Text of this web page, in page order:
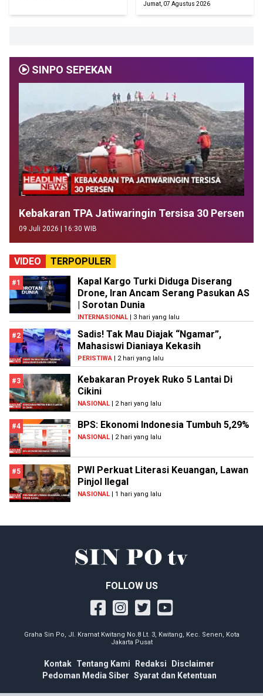
Jumat, 07 Agustus 2026
SINPO SEPEKAN
Kebakaran TPA Jatiwaringin Tersisa 30 Persen
09 Juli 2026 | 16:30 WIB
VIDEO TERPOPULER
#1
Kapal Kargo Turki Diduga Diserang
Drone, Iran Ancam Serang Pasukan AS
| Sorotan Dunia
INTERNASIONAL | 3 hari yang lalu
#2
Sadis! Tak Mau Diajak “Ngamar”,
Mahasiswi Dianiaya Kekasih
PERISTIWA | 2 hari yang lalu
#3
Kebakaran Proyek Ruko 5 Lantai Di
Cikini
NASIONAL | 2 hari yang lalu
#4 BPS: Ekonomi Indonesia Tumbuh 5,29%
NASIONAL | 2 hari yang lalu
#5
PWI Perkuat Literasi Keuangan, Lawan
Pinjol Ilegal
NASIONAL | 1 hari yang lalu
FOLLOW US
Graha Sin Po, Jl. Kramat Kwitang No.8 Lt. 3, Kwitang, Kec. Senen, Kota
Jakarta Pusat
Kontak Tentang Kami Redaksi
Disclaimer
Pedoman Media Siber Syarat dan Ketentuan